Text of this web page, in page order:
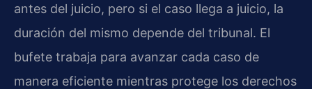
antes del juicio, pero si el caso llega a juicio, la
duración del mismo depende del tribunal. El
bufete trabaja para avanzar cada caso de
manera eficiente mientras protege los derechos